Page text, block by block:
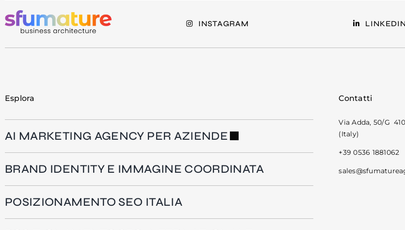
INSTAGRAM
Esplora
AI MARKETING AGENCY PER AZIENDE
BRAND IDENTITY E IMMAGINE COORDINATA
POSIZIONAMENTO SEO ITALIA
Contatti
Via Adda, 50/G
(Italy)
+39 0536 1881062